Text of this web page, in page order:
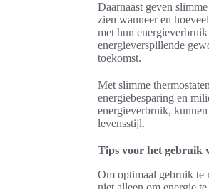
Daarnaast geven
zien wanneer en
met hun
energieverspillende
toekomst.
Met slimme
energiebesparing en
energieverbruik,
levensstijl.
Tips voor het gebruik
Om optimaal gebruik te